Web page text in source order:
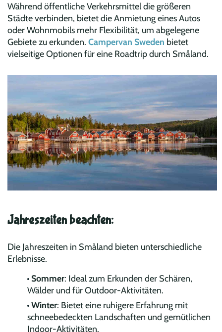
Während öffentliche Verkehrsmittel die größeren
Städte verbinden, bietet die Anmietung eines Autos
oder Wohnmobils mehr Flexibilität, um abgelegene
Gebiete zu erkunden. Campervan Sweden bietet
vielseitige Optionen für eine Roadtrip durch Småland.
Jahreszeiten beachten:
Die Jahreszeiten in Småland bieten unterschiedliche
Erlebnisse.
Sommer: Ideal zum Erkunden der Schären,
Wälder und für Outdoor-Aktivitäten.
Winter: Bietet eine ruhigere Erfahrung mit
schneebedeckten Landschaften und gemütlichen
Indoor-Aktivitäten.